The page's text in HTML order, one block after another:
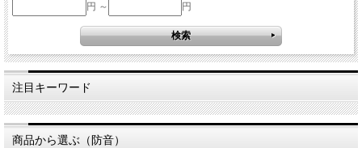
円 ～
円
注目キーワード
商品から選ぶ（防音）